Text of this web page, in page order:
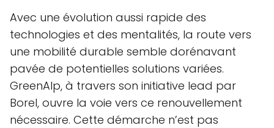
Avec une évolution aussi rapide des
technologies et des mentalités, la route vers
une mobilité durable semble dorénavant
pavée de potentielles solutions variées.
GreenAlp, à travers son initiative lead par
Borel, ouvre la voie vers ce renouvellement
nécessaire. Cette démarche n’est pas